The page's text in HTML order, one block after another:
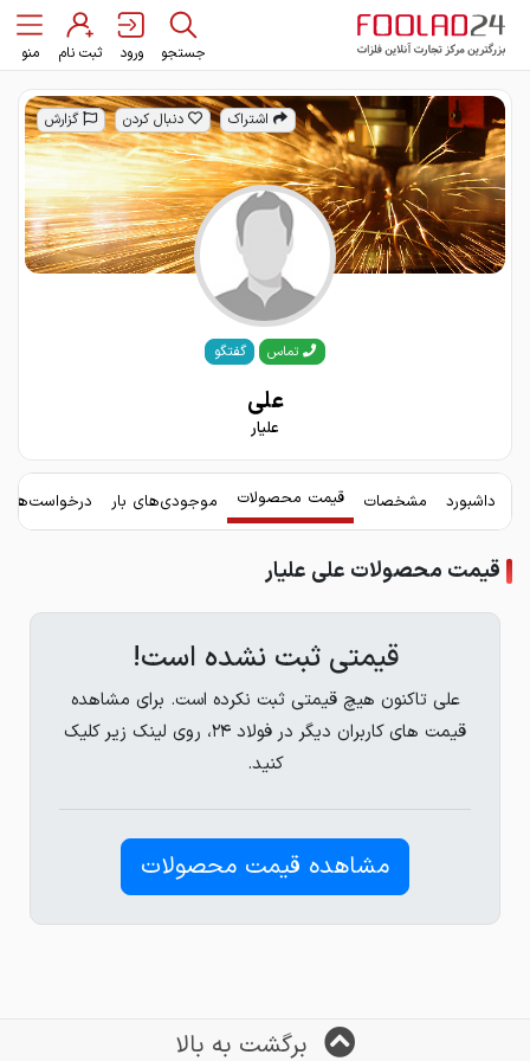
جستجو ورود ثبت نام منو
اشتراک دنبال کردن گزارش
تماس گفتگو
علی
علیار
داشبورد مشخصات قیمت محصولات موجودی‌های بار
قیمت محصولات علی علیار
قیمتی ثبت نشده است!
علی تاکنون هیچ قیمتی ثبت نکرده است. برای مشاهده
قیمت های کاربران دیگر در فولاد ۲۴، روی لینک زیر کلیک
کنید.
مشاهده قیمت محصولات
برگشت به بالا